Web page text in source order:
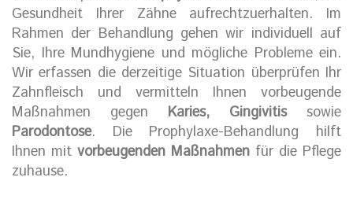
Gesundheit Ihrer Zähne aufrechtzuerhalten. Im
Rahmen der Behandlung gehen wir individuell auf
Sie, Ihre Mundhygiene und mögliche Probleme ein.
Wir erfassen die derzeitige Situation überprüfen Ihr
Zahnfleisch und vermitteln Ihnen vorbeugende
Maßnahmen gegen Karies, Gingivitissowie
Parodontose. Die Prophylaxe-Behandlung hilft
Ihnen mit vorbeugenden Maßnahmen für die Pflege
zuhause.